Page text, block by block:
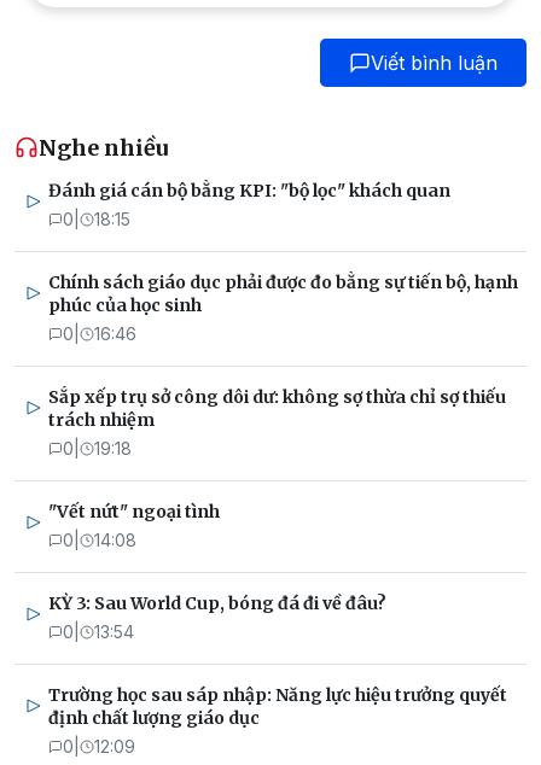
Viết bình luận
Nghe nhiều
Đánh giá cán bộ bằng KPI: "bộ lọc" khách quan
0 18:15
Chính sách giáo dục phải được đo bằng sự tiến bộ, hạnh
phúc của học sinh
0 16:46
Sắp xếp trụ sở công dôi dư: không sợ thừa chỉ sợ thiếu
trách nhiệm
0 19:18
"Vết nứt" ngoại tình
0 14:08
KỲ 3: Sau World Cup, bóng đá đi về đâu?
0 13:54
Trường học sau sáp nhập: Năng lực hiệu trưởng quyết
định chất lượng giáo dục
0 12:09